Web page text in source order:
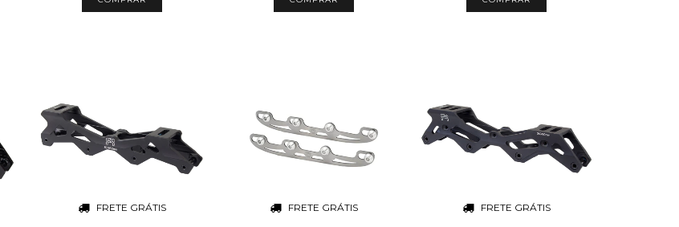
FRETE GRÁTIS FRETE GRÁTIS FRETE GRÁTIS